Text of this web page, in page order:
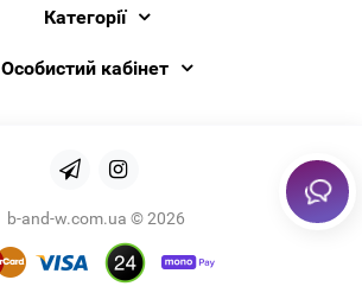
Категорії
Особистий кабінет
b-and-w.com.ua © 2026